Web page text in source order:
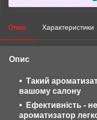
Опис Характеристики
Опис
Такий
вашому салону
Ефективність -
ароматизатор